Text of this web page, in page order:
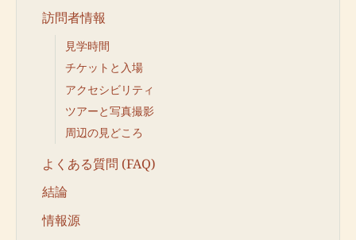
訪問者情報
見学時間
チケットと入場
アクセシビリティ
ツアーと写真撮影
周辺の見どころ
よくある質問 (FAQ)
結論
情報源